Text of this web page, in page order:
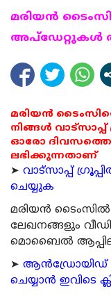
മരിയന്‍
അപ്ഡേറ്റുകള്‍
മരിയൻ
നിങ്ങൾ
ഓരോ
ലഭിക്കുന്നതാണ്
➤ വാട്സാപ്പ്
ചെയ്യുക
മരിയന്‍ ടൈംസില്‍
ലേഖനങ്ങളും
മൊബൈല്‍
➤
ചെയ്യാന്‍ ഇവിടെ